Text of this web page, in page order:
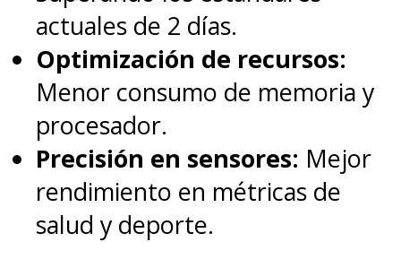
actuales de 2 días.
Optimización de recursos:
Menor consumo de memoria y
procesador.
Precisión en sensores: Mejor
rendimiento en métricas de
salud y deporte.